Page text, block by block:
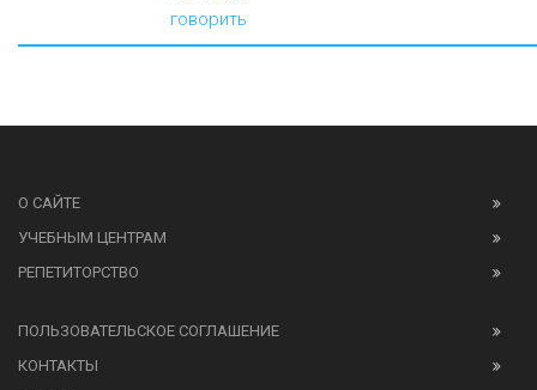
говорить
О САЙТЕ
УЧЕБНЫМ ЦЕНТРАМ
РЕПЕТИТОРСТВО
ПОЛЬЗОВАТЕЛЬСКОЕ СОГЛАШЕНИЕ
КОНТАКТЫ